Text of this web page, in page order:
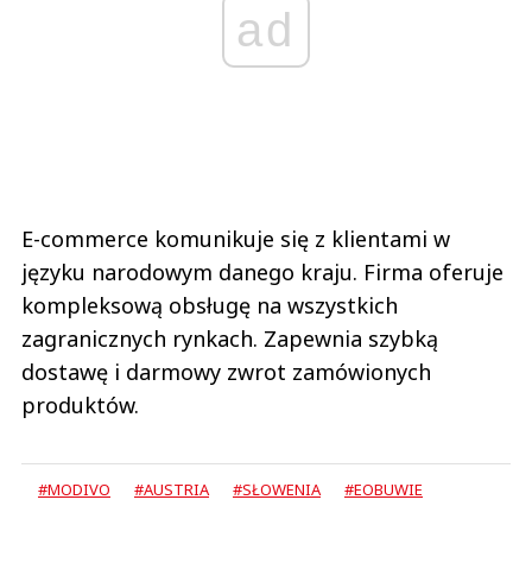
ad
E-commerce komunikuje się z klientami w
języku narodowym danego kraju. Firma oferuje
kompleksową obsługę na wszystkich
zagranicznych rynkach. Zapewnia szybką
dostawę i darmowy zwrot zamówionych
produktów.
#MODIVO #AUSTRIA #SŁOWENIA #EOBUWIE